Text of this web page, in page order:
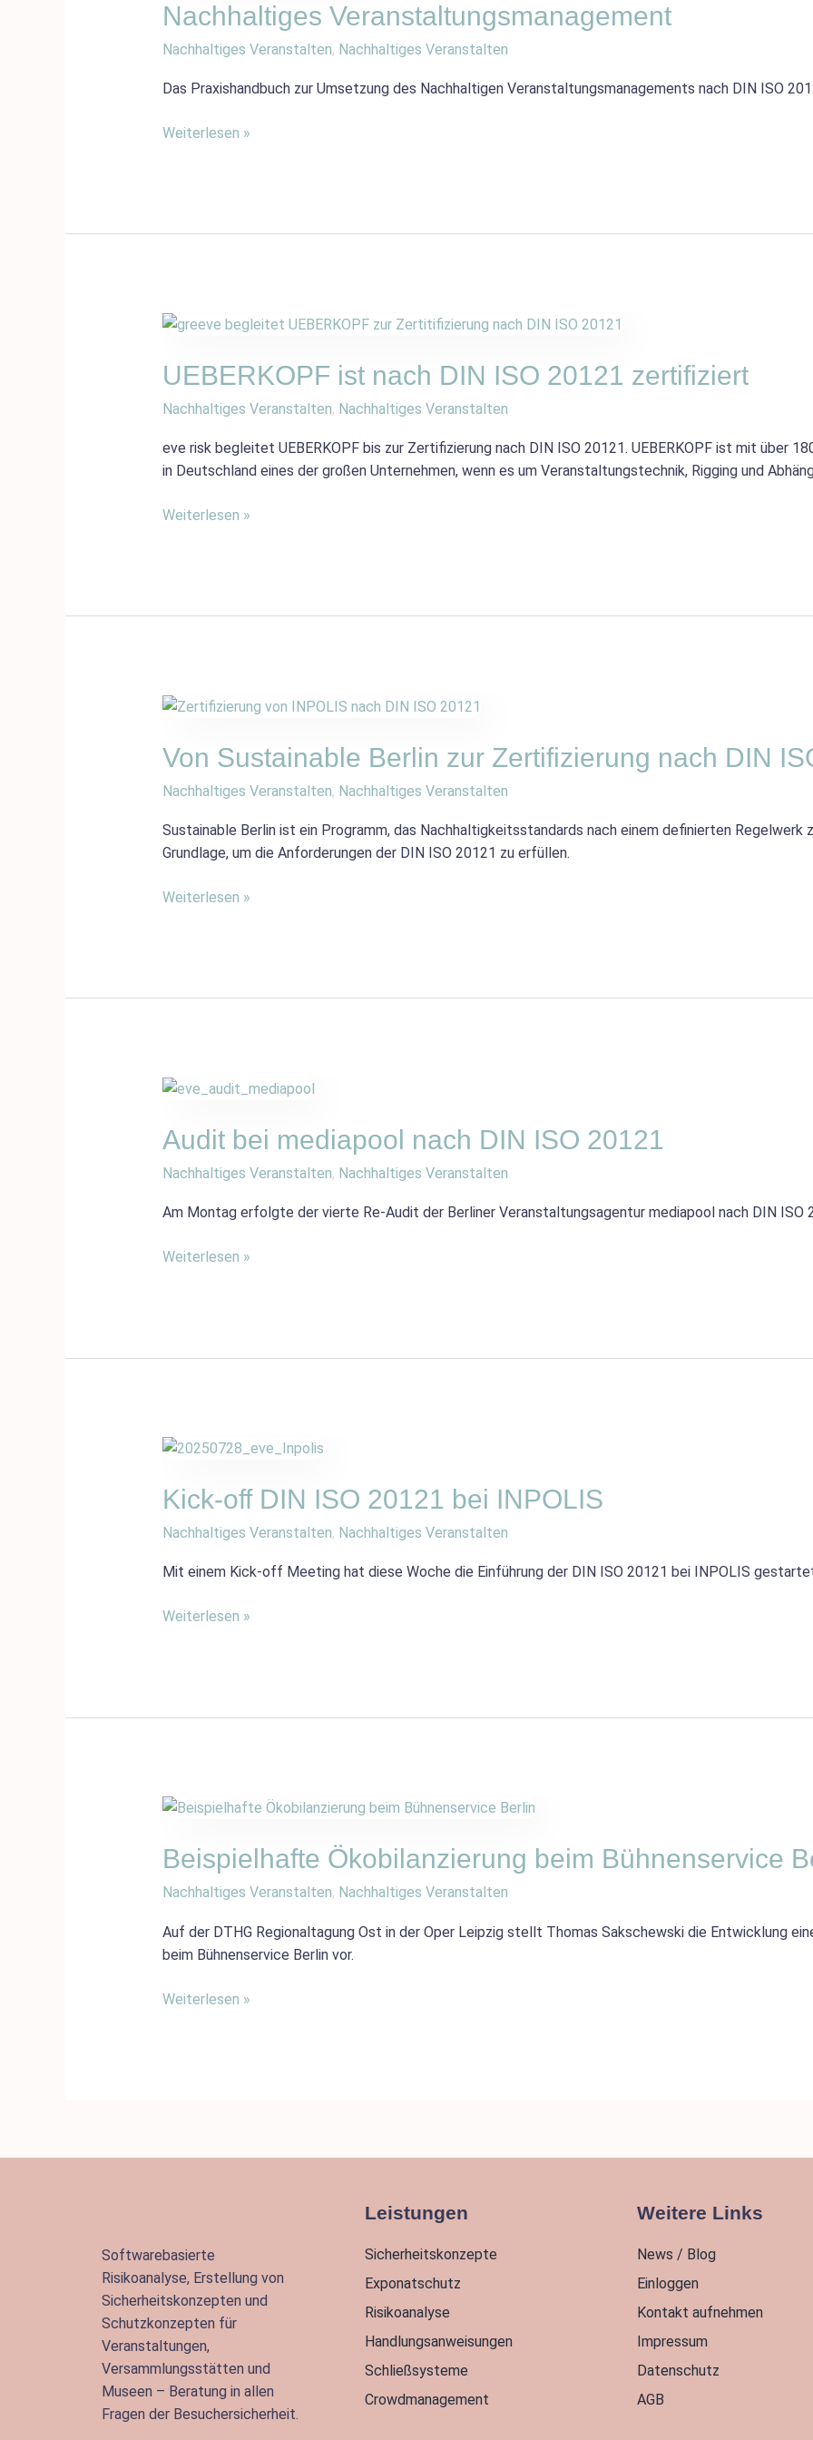
Nachhaltiges Veranstaltungsmanagement
Nachhaltiges Veranstalten, Nachhaltiges Veranstalten
Das Praxishandbuch zur Umsetzung des Nachhaltigen Veranstaltungsmanagements nach DIN ISO
Weiterlesen »
UEBERKOPF ist nach DIN ISO 20121 zertifiziert
Nachhaltiges Veranstalten, Nachhaltiges Veranstalten
eve risk begleitet UEBERKOPF bis zur Zertifizierung nach DIN ISO 20121. UEBERKOPF ist mit über
in Deutschland eines der großen Unternehmen, wenn es um Veranstaltungstechnik, Rigging und
UEBERKOPF
nach
DIN
ISO
zertifiziert
Weiterlesen »
Von Sustainable Berlin zur Zertifizierung nach DIN
Nachhaltiges Veranstalten, Nachhaltiges Veranstalten
Sustainable Berlin ist ein Programm, das Nachhaltigkeitsstandards nach einem definierten
Grundlage, um die Anforderungen der DIN ISO 20121 zu erfüllen.
Von
Berlin
zur
Zertifizierung
DIN
ISO
Weiterlesen »
Audit bei mediapool nach DIN ISO 20121
Nachhaltiges Veranstalten, Nachhaltiges Veranstalten
Am Montag erfolgte der vierte Re-Audit der Berliner Veranstaltungsagentur mediapool nach DIN ISO
Audit
mediapool
nach
DIN
20121
Weiterlesen »
Kick-off DIN ISO 20121 bei INPOLIS
Nachhaltiges Veranstalten, Nachhaltiges Veranstalten
Mit einem Kick-off Meeting hat diese Woche die Einführung der DIN ISO 20121 bei INPOLIS
Kick-
DIN
ISO
20121
INPOLIS
Weiterlesen »
Beispielhafte Ökobilanzierung beim Bühnenservice
Nachhaltiges Veranstalten, Nachhaltiges Veranstalten
Auf der DTHG Regionaltagung Ost in der Oper Leipzig stellt Thomas Sakschewski die Entwicklung
beim Bühnenservice Berlin vor.
Beispielhafte
beim
Bühnenservice
Berlin
Weiterlesen »
Softwarebasierte
Risikoanalyse, Erstellung von
Sicherheitskonzepten und
Schutzkonzepten für
Veranstaltungen,
Versammlungsstätten und
Museen – Beratung in allen
Fragen der Besuchersicherheit.
Leistungen
Sicherheitskonzepte
Exponatschutz
Risikoanalyse
Handlungsanweisungen
Schließsysteme
Crowdmanagement
Weitere Links
News / Blog
Einloggen
Kontakt aufnehmen
Impressum
Datenschutz
AGB